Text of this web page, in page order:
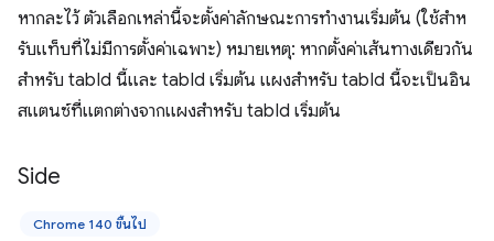
หากละไว้ ตัวเลือกเหล่านี้จะตั้งค่าลักษณะการทํางานเริ่มต้น (ใช้สําห
รับแท็บที่ไม่มีการตั้งค่าเฉพาะ) หมายเหตุ: หากตั้งค่าเส้นทางเดียวกัน
สำหรับ tabId นี้และ tabId เริ่มต้น แผงสำหรับ tabId นี้จะเป็นอิน
สแตนซ์ที่แตกต่างจากแผงสำหรับ tabId เริ่มต้น
Side
Chrome 140 ขึ้นไป